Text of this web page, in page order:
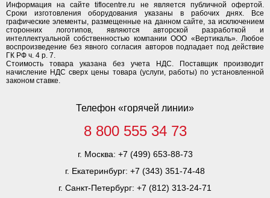
Информация на сайте tiflocentre.ru не является публичной офертой.
Сроки изготовления оборудования указаны в рабочих днях. Все
графические элементы, размещенные на данном сайте, за исключением
сторонних логотипов, являются авторской разработкой и
интеллектуальной собственностью компании ООО «Вертикаль». Любое
воспроизведение без явного согласия авторов подпадает под действие
ГК РФ ч. 4 р. 7.
Стоимость товара указана без учета НДС. Поставщик производит
начисление НДС сверх цены товара (услуги, работы) по установленной
законом ставке.
Телефон «горячей линии»
8 800 555 34 73
г. Москва: +7 (499) 653-88-73
г. Екатеринбург: +7 (343) 351-74-48
г. Санкт-Петербург: +7 (812) 313-24-71